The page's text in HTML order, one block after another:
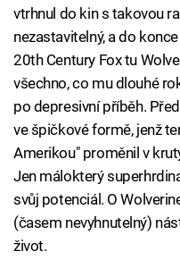
vtrhnul do kin s takovou
nezastavitelný, a do
20th Century Fox tu
všechno, co mu dlouhé
po depresivní příběh.
ve špičkové formě, jenž
Amerikou" proměnil v
Jen málokterý
svůj potenciál. O
(časem nevyhnutelný)
život.